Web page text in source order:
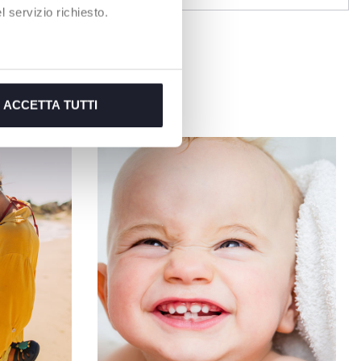
servizio richiesto.
ACCETTA TUTTI